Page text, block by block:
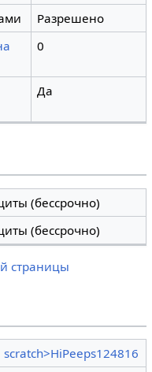
Разрешено
0
Да
(бессрочно)
(бессрочно)
страницы
scratch>HiPeeps124816